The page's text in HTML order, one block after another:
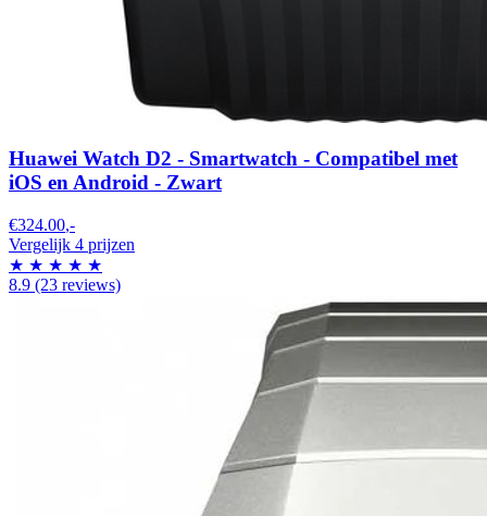
Huawei Watch D2 - Smartwatch - Compatibel met
iOS en Android - Zwart
€324.00,-
Vergelijk 4 prijzen
★ ★ ★ ★ ★
8.9 (23 reviews)